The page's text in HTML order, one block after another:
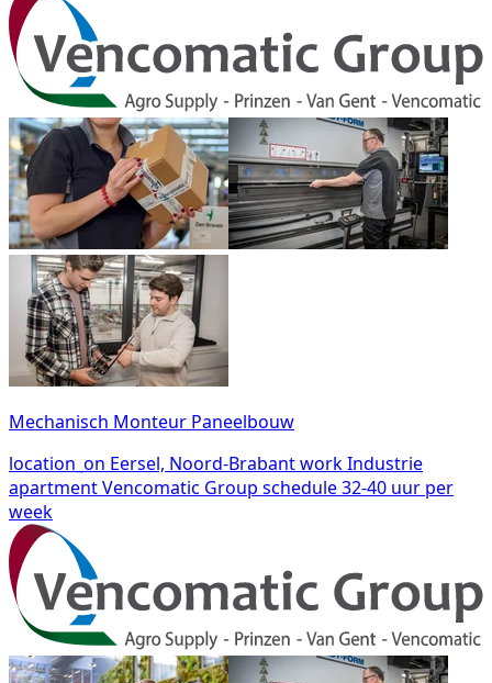
Mechanisch Monteur Paneelbouw
location_on Eersel, Noord-BrabantworkIndustrie
apartmentVencomatic Group schedule32-40 uur per
week